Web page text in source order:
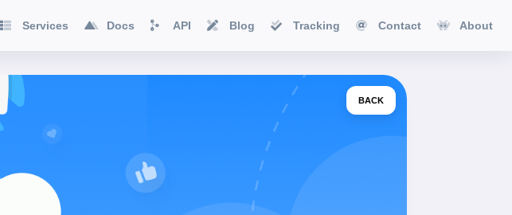
Services Docs API Blog Tracking Contact About
BACK